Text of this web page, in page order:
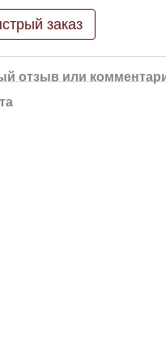
заказ
отзыв или